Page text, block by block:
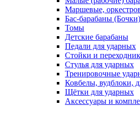
Маршевые,
Бас-барабаны (Бочки)
Томы
Детские барабаны
Педали для ударных
Стойки и
Стулья для ударных
Тренировочные
Ковбелы, вудблоки,
Щётки для ударных
Аксесcуары и